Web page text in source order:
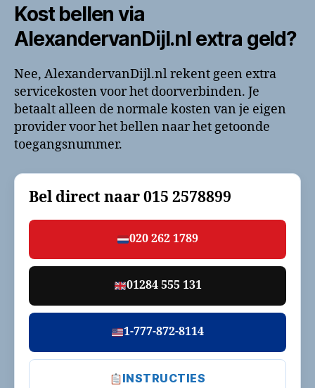
Kost bellen via
AlexandervanDijl.nl extra geld?
Nee, AlexandervanDijl.nl rekent geen extra
servicekosten voor het doorverbinden. Je
betaalt alleen de normale kosten van je eigen
provider voor het bellen naar het getoonde
toegangsnummer.
Bel direct naar015 2578899
020 262 1789
01284 555 131
1-777-872-8114
INSTRUCTIES